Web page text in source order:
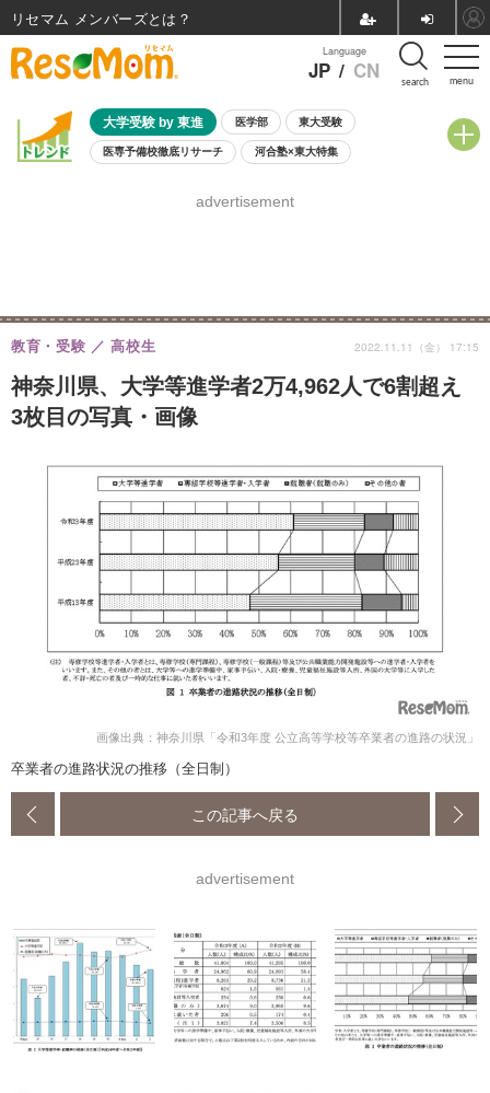
menu
Language
JP / CN search
大学受験 by 東進 医学部 東大受験
医専予備校徹底リサーチ 河合塾×東大特集
8月開催学校説明会・相談会
advertisement
神奈川県、大学等進学者2万4,962人で6割超え
3枚目の写真・画像
教育・受験 高校生 2022.11.11（金） 17:15
画像出典：神奈川県「令和3年度 公立高等学校等卒業者の進路の状況」
卒業者の進路状況の推移（全日制）
この記事へ戻る
advertisement
リセマム メンバーズ